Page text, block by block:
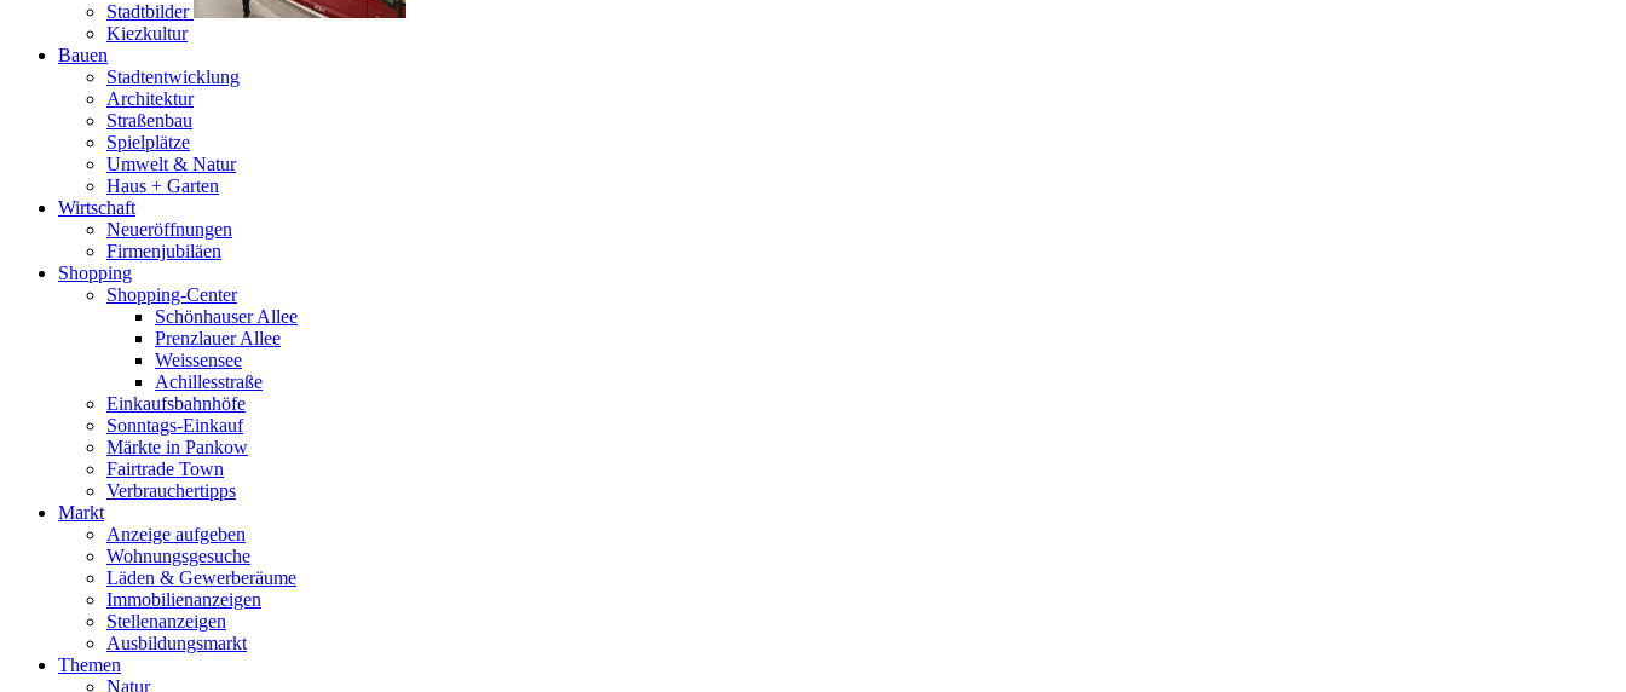
Stadtbilder
Kiezkultur
Bauen
Stadtentwicklung
Architektur
Straßenbau
Spielplätze
Umwelt & Natur
Haus + Garten
Wirtschaft
Neueröffnungen
Firmenjubiläen
Shopping
Shopping-Center
Schönhauser Allee
Prenzlauer Allee
Weissensee
Achillesstraße
Einkaufsbahnhöfe
Sonntags-Einkauf
Märkte in Pankow
Fairtrade Town
Verbrauchertipps
Markt
Anzeige aufgeben
Wohnungsgesuche
Läden & Gewerberäume
Immobilienanzeigen
Stellenanzeigen
Ausbildungsmarkt
Themen
Natur